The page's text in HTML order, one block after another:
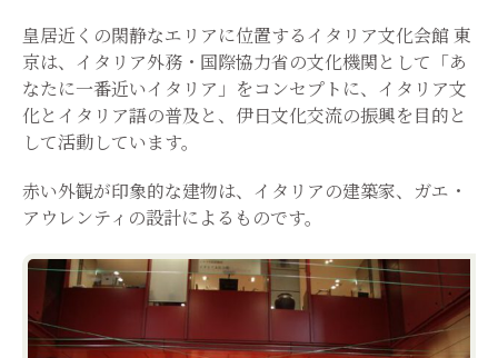
皇居近くの閑静なエリアに位置するイタリア文化会館 東
京は、イタリア外務・国際協力省の文化機関として「あ
なたに一番近いイタリア」をコンセプトに、イタリア文
化とイタリア語の普及と、伊日文化交流の振興を目的と
して活動しています。
赤い外観が印象的な建物は、イタリアの建築家、ガエ・
アウレンティの設計によるものです。